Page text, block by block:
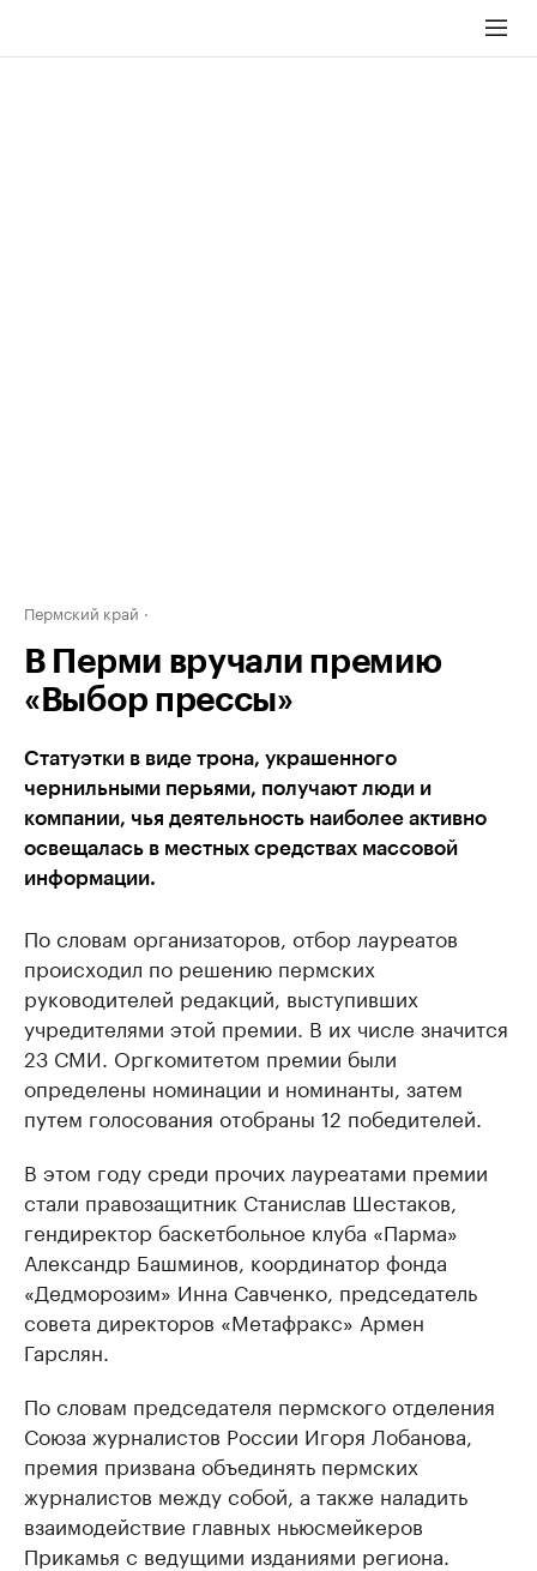
Пермский край
В Перми вручали премию
«Выбор прессы»
Статуэтки в виде трона, украшенного
чернильными перьями, получают люди и
компании, чья деятельность наиболее активно
освещалась в местных средствах массовой
информации.
По словам организаторов, отбор лауреатов
происходил по решению пермских
руководителей редакций, выступивших
учредителями этой премии. В их числе значится
23 СМИ. Оргкомитетом премии были
определены номинации и номинанты, затем
путем голосования отобраны 12 победителей.
В этом году среди прочих лауреатами премии
стали правозащитник Станислав Шестаков,
гендиректор баскетбольное клуба «Парма»
Александр Башминов, координатор фонда
«Дедморозим» Инна Савченко, председатель
совета директоров «Метафракс» Армен
Гарслян.
По словам председателя пермского отделения
Союза журналистов России Игоря Лобанова,
премия призвана объединять пермских
журналистов между собой, а также наладить
взаимодействие главных ньюсмейкеров
Прикамья с ведущими изданиями региона.